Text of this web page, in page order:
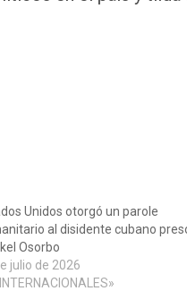
Unidos otorgó un parole
al disidente cubano
Osorbo
julio de 2026